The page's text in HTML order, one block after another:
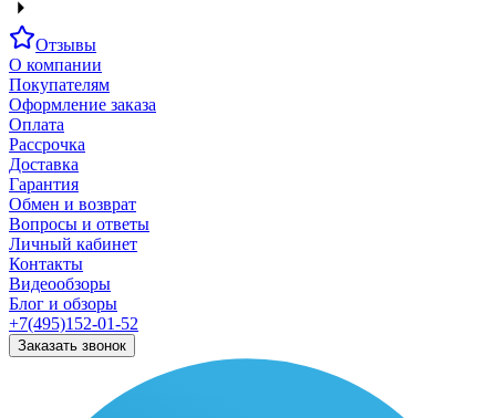
Отзывы
О компании
Покупателям
Оформление заказа
Оплата
Рассрочка
Доставка
Гарантия
Обмен и возврат
Вопросы и ответы
Личный кабинет
Контакты
Видеообзоры
Блог и обзоры
+7(495)152-01-52
Заказать звонок